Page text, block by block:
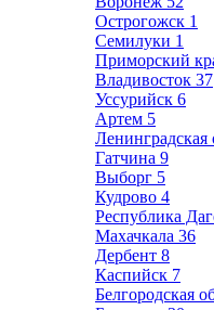
Острогожск 1
Семилуки 1
Приморский
Владивосток 37
Уссурийск 6
Артем 5
Ленинградская
Гатчина 9
Выборг 5
Кудрово 4
Республика
Махачкала 36
Дербент 8
Каспийск 7
Белгородская